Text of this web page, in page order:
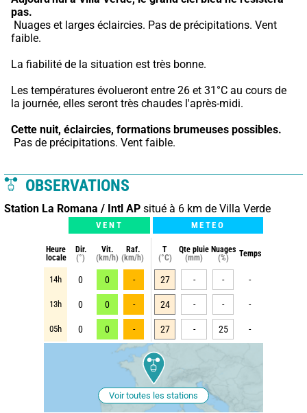
pas.
faible.
La fiabilité de la situation est très bonne.
Les températures évolueront entre 26 et 31°C au cours de
la journée, elles seront très chaudes l'après-midi.
Cette nuit, éclaircies, formations brumeuses possibles.
Pas de précipitations. Vent faible.
OBSERVATIONS
Station La Romana / Intl AP situé à 6 km de Villa Verde
VENT METEO
Heure
locale
Dir.
(°)
Vit.
(km/h)
Raf.
(km/h)
T
(°C)
Qte pluie
(mm)
Nuages
(%)
Temps
14h 0 0 - 27 - - -
13h 0 0 - 24 - - -
05h 0 0 - 27 - 25 -
Voir toutes les stations